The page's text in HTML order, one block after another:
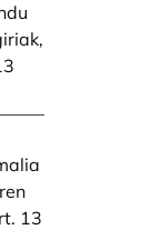
13